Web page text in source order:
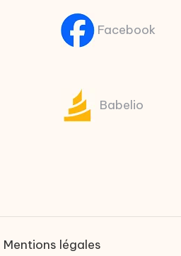
Facebook
Babelio
Mentions légales